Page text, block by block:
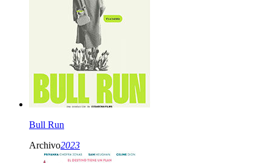
Bull Run
Archivo2023